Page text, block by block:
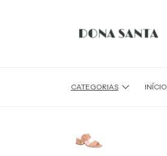
CATEGORIAS INÍCIO